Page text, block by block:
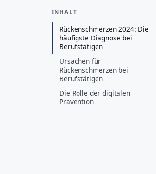
INHALT
Rückenschmerzen 2024: Die
häufigste Diagnose bei
Berufstätigen
Ursachen für
Rückenschmerzen bei
Berufstätigen
Die Rolle der digitalen
Prävention